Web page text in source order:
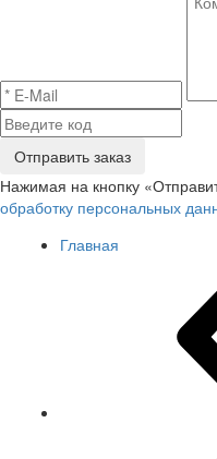
Отправить заказ
Нажимая на кнопку
обработку персональных
Главная